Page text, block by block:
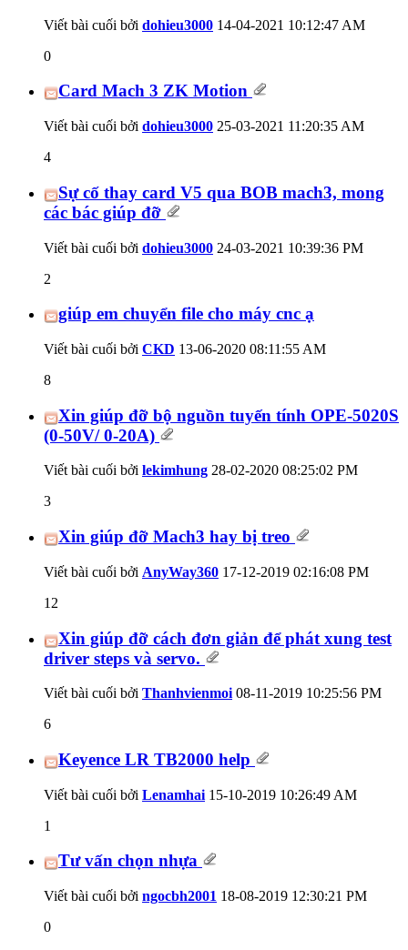
Viết bài cuối bởi dohieu3000 14-04-2021 10:12:47 AM
0
Card Mach 3 ZK Motion
Viết bài cuối bởi dohieu3000 25-03-2021 11:20:35 AM
4
Sự cố thay card V5 qua BOB mach3, mong
các bác giúp đỡ
Viết bài cuối bởi dohieu3000 24-03-2021 10:39:36 PM
2
giúp em chuyển file cho máy cnc ạ
Viết bài cuối bởi CKD 13-06-2020 08:11:55 AM
8
Xin giúp đỡ bộ nguồn tuyến tính OPE-5020S
(0-50V/ 0-20A)
Viết bài cuối bởi lekimhung 28-02-2020 08:25:02 PM
3
Xin giúp đỡ Mach3 hay bị treo
Viết bài cuối bởi AnyWay360 17-12-2019 02:16:08 PM
12
Xin giúp đỡ cách đơn giản để phát xung test
driver steps và servo.
Viết bài cuối bởi Thanhvienmoi 08-11-2019 10:25:56 PM
6
Keyence LR TB2000 help
Viết bài cuối bởi Lenamhai 15-10-2019 10:26:49 AM
1
Tư vấn chọn nhựa
Viết bài cuối bởi ngocbh2001 18-08-2019 12:30:21 PM
0